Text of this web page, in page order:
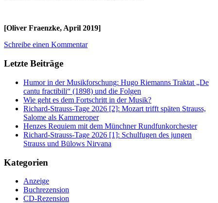
[Oliver Fraenzke, April 2019]
Schreibe einen Kommentar
Letzte Beiträge
Humor in der Musikforschung: Hugo Riemanns Traktat „De
cantu fractibili“ (1898) und die Folgen
Wie geht es dem Fortschritt in der Musik?
Richard-Strauss-Tage 2026 [2]: Mozart trifft späten Strauss,
Salome als Kammeroper
Henzes Requiem mit dem Münchner Rundfunkorchester
Richard-Strauss-Tage 2026 [1]: Schulfugen des jungen
Strauss und Bülows Nirvana
Kategorien
Anzeige
Buchrezension
CD-Rezension